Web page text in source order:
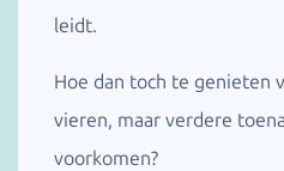
leidt.
Hoe dan toch te genieten
vieren, maar verdere
voorkomen?